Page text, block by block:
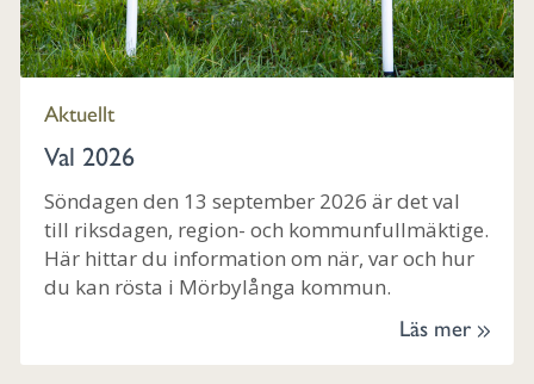
Aktuellt
Val 2026
Söndagen den 13 september 2026 är det val
till riksdagen, region- och kommunfullmäktige.
Här hittar du information om när, var och hur
du kan rösta i Mörbylånga kommun.
Läs mer